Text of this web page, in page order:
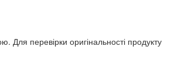
Для перевірки оригінальності продукту